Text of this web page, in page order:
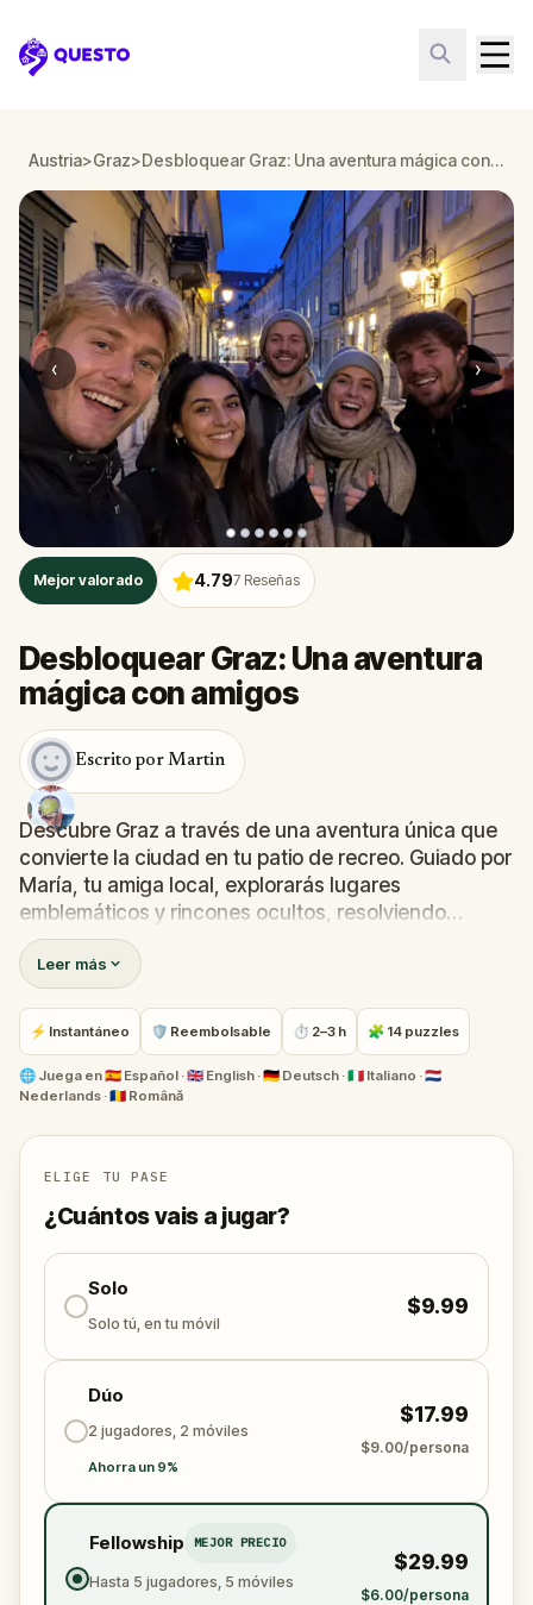
Questo
Austria>Graz> Desbloquear Graz: Una aventura mágica con amigos
‹ ›
Mejor valorado 4.797 Reseñas
Desbloquear Graz: Una aventura
mágica con amigos
Escrito por Martin
Descubre Graz a través de una aventura única que
convierte la ciudad en tu patio de recreo. Guiado por
María, tu amiga local, explorarás lugares
emblemáticos y rincones ocultos, resolviendo
enigmas y descubriendo secretos por el camino.
Desde la Glockenspielplatz, pasando por la Uhrturm
y la Murinsel, cada paso revela la rica mezcla de
historia, arte y pequeñas sorpresas divertidas de
Graz, y termina con un giro mágico que no olvidarás,
y que culmina ayudando a un guardián olvidado
hace tiempo a volver a vagar libre.
Leer más
⚡ Instantáneo 🛡 Reembolsable ⏱ 2–3 h 🧩 14 puzzles
🌐 Juega en🇪🇸 Español · 🇬🇧 English · 🇩🇪 Deutsch · 🇮🇹 Italiano · 🇳🇱
Nederlands · 🇷🇴 Română
ELIGE TU PASE
¿Cuántos vais a jugar?
Solo
Solo tú, en tu móvil
$9.99
Dúo
2 jugadores, 2 móviles
Ahorra un 9%
$17.99
$9.00/persona
Fellowship MEJOR PRECIO
Hasta 5 jugadores, 5 móviles
$29.99
$6.00/persona